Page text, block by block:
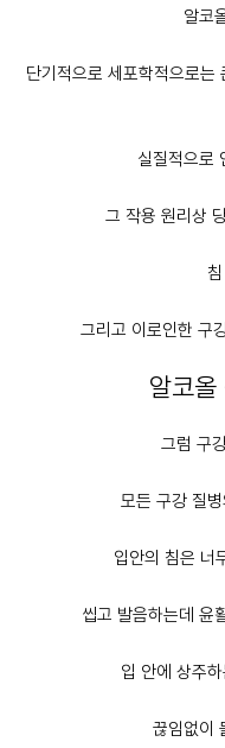
알코
단기적으로 세포학적으로는
실질적으로
그 작용 원리상
그리고 이로인한 구
알코
그럼 구
모든 구강 질
입안의 침은 너
씹고 발음하는데 윤
입 안에 상주
끊임없이